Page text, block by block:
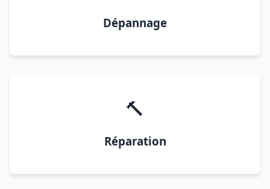
Dépannage
🔨
Réparation